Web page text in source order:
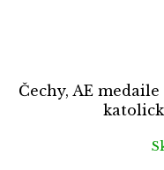
Čechy, AE